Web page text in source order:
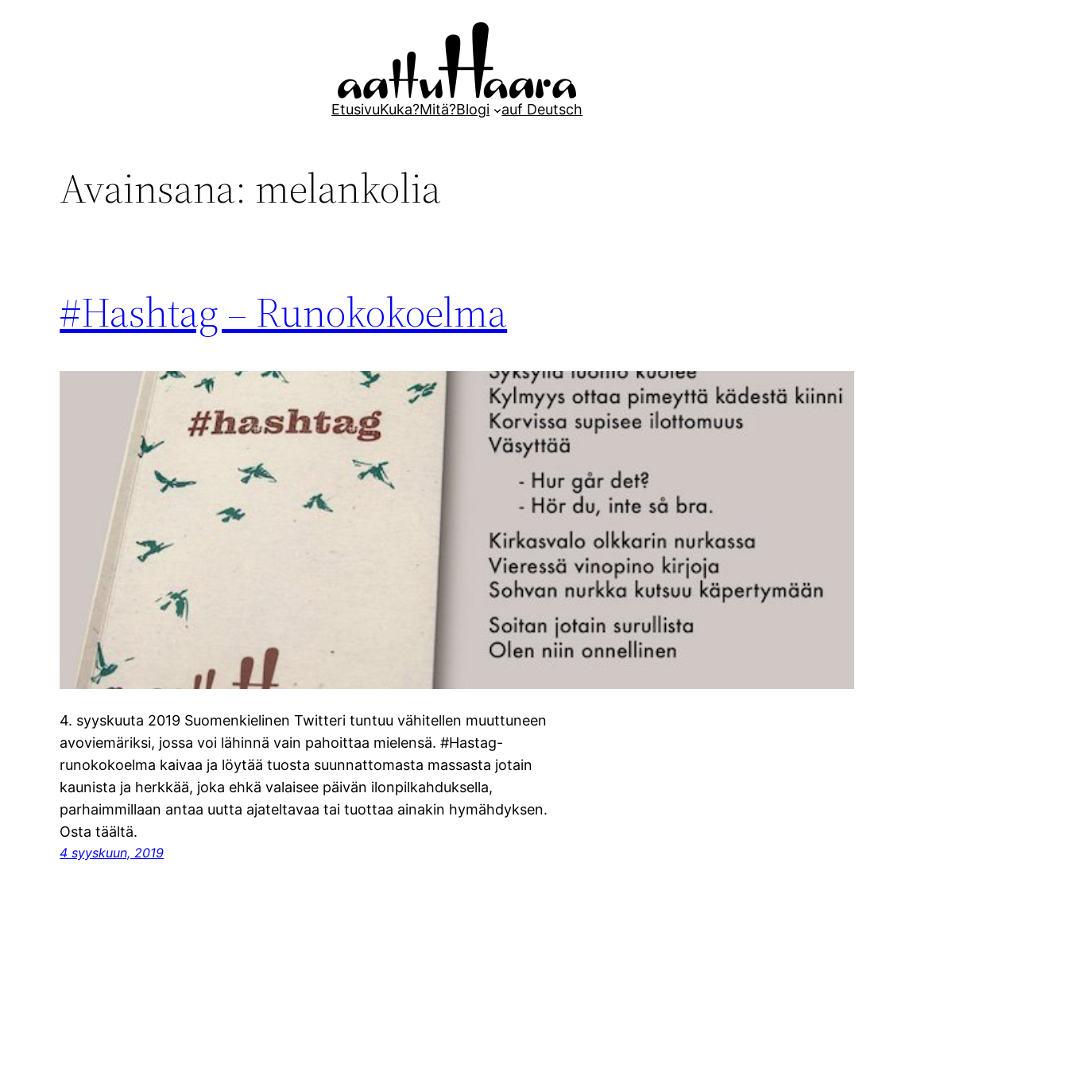
EtusivuKuka?Mitä?Blogi auf Deutsch
Avainsana: melankolia
#Hashtag – Runokokoelma
4. syyskuuta 2019 Suomenkielinen Twitteri tuntuu vähitellen muuttuneen
avoviemäriksi, jossa voi lähinnä vain pahoittaa mielensä. #Hastag-
runokokoelma kaivaa ja löytää tuosta suunnattomasta massasta jotain
kaunista ja herkkää, joka ehkä valaisee päivän ilonpilkahduksella,
parhaimmillaan antaa uutta ajateltavaa tai tuottaa ainakin hymähdyksen.
Osta täältä.
4 syyskuun, 2019